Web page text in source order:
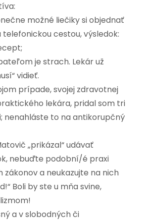
možné liečiky si objednať
telefonickou cestou, výsledok:
je strach. Lekár už
vidieť.
prípade, svojej zdravotnej
lekára, pridal som tri
nenahláste to na antikorupčný
„prikázal“ udávať
nebuďte podobní/é praxi
zákonov a neukazujte na nich
Boli by ste u mňa svine,
a v slobodných či